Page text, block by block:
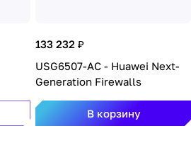
133 232 ₽
USG6507-AC - Huawei Next-
Generation Firewalls
В корзину